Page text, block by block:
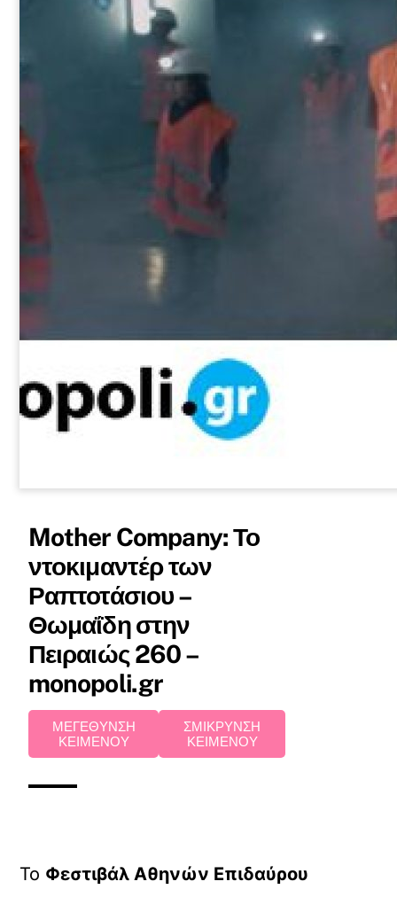
Mother Company: Το
ντοκιμαντέρ των
Ραπτοτάσιου –
Θωμαΐδη στην
Πειραιώς 260 –
monopoli.gr
ΜΕΓΕΘΥΝΣΗ
ΚΕΙΜΕΝΟΥ
ΣΜΙΚΡΥΝΣΗ
ΚΕΙΜΕΝΟΥ
Το Φεστιβάλ Αθηνών Επιδαύρου